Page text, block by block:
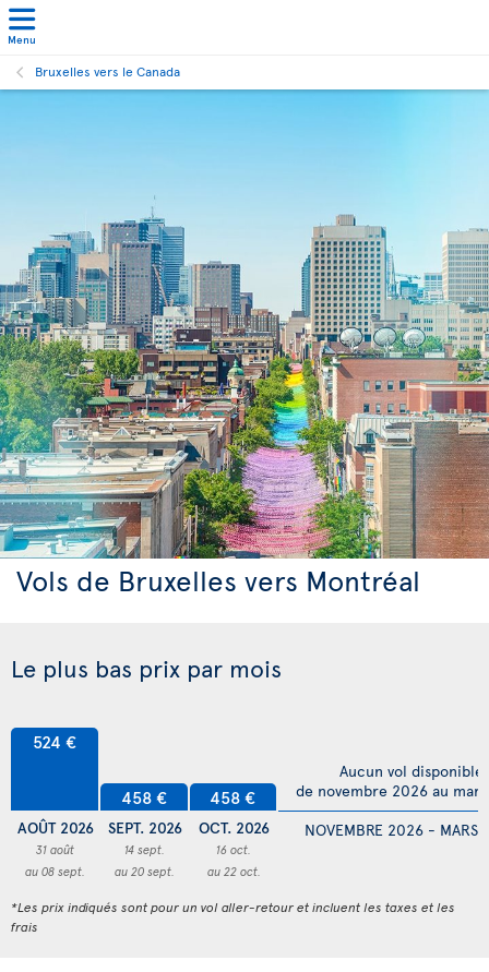
Menu
Bruxelles vers le Canada
Vols de Bruxelles vers Montréal
Le plus bas prix par mois
524 €
AOÛT 2026
31 août
au 08 sept.
458 €
SEPT. 2026
14 sept.
au 20 sept.
458 €
OCT. 2026
16 oct.
au 22 oct.
NOVEMBRE 2026 - MARS
Aucun vol disponible
de novembre 2026 au
*Les prix indiqués sont pour un vol aller-retour et incluent les taxes et les
frais